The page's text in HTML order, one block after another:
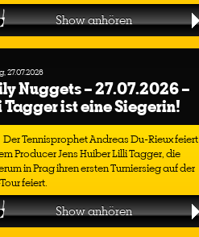
Show anhören
27.07.2026
Nuggets – 27.07.2026 –
ist eine Siegerin!
Der Tennisprophet Andreas Du-Rieux feiert
Producer Jens Huiber Lilli Tagger, die
in Prag ihren ersten Turniersieg auf der
feiert.
Show anhören